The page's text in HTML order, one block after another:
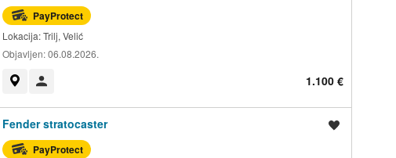
PayProtect
Lokacija:Trilj, Velić
Objavljen:06.08.2026.
1.100 €
Fender stratocaster
PayProtect